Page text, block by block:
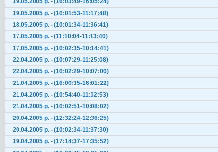
19.05.2005 р. - (16:03:49-16:05:24)
19.05.2005 р. - (10:01:53-11:17:48)
18.05.2005 р. - (10:01:34-11:36:41)
17.05.2005 р. - (11:10:04-11:13:40)
17.05.2005 р. - (10:02:35-10:14:41)
22.04.2005 р. - (10:07:29-11:25:08)
22.04.2005 р. - (10:02:29-10:07:00)
21.04.2005 р. - (16:00:35-16:01:22)
21.04.2005 р. - (10:54:40-11:02:53)
21.04.2005 р. - (10:02:51-10:08:02)
20.04.2005 р. - (12:32:24-12:36:25)
20.04.2005 р. - (10:02:34-11:37:30)
19.04.2005 р. - (17:14:37-17:35:52)